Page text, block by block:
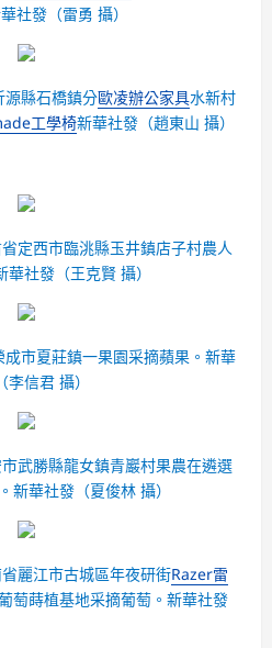
社發（雷勇 攝）
源縣石橋鎮分歐凌辦公家具水新村
工學椅新華社發（趙東山 攝）
定西市臨洮縣玉井鎮店子村農人
華社發（王克賢 攝）
市夏莊鎮一果園采摘蘋果。 新華
李信君 攝）
武勝縣龍女鎮青巖村果農在遴選
新華社發（夏俊林 攝）
麗江市古城區年夜研街Razer雷
萄蒔植基地采摘葡萄。 新華社發